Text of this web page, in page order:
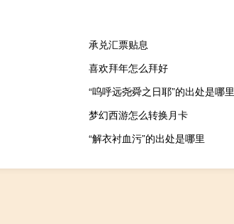
承兑汇票贴息
喜欢拜年怎么拜好
“呜呼远尧舜之日耶”的出处是哪里
梦幻西游怎么转换月卡
“解衣衬血污”的出处是哪里